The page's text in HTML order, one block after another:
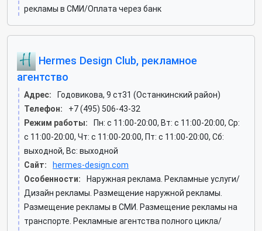
рекламы в СМИ/Оплата через банк
Hermes Design Club, рекламное
агентство
Адрес:
Годовикова, 9 ст31 (Останкинский район)
Телефон:
+7 (495) 506-43-32
Режим работы:
Пн: c 11:00-20:00, Вт: c 11:00-20:00, Ср:
c 11:00-20:00, Чт: c 11:00-20:00, Пт: c 11:00-20:00, Сб:
выходной, Вс: выходной
Сайт:
hermes-design.com
Особенности:
Наружная реклама. Рекламные услуги/
Дизайн рекламы. Размещение наружной рекламы.
Размещение рекламы в СМИ. Размещение рекламы на
транспорте. Рекламные агентства полного цикла/